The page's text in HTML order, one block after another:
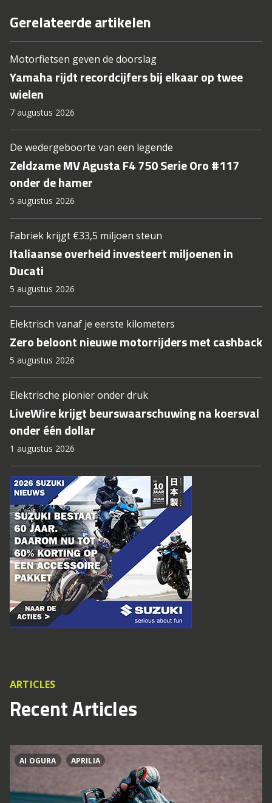
Gerelateerde artikelen
Motorfietsen geven de doorslag
Yamaha rijdt recordcijfers bij elkaar op twee
wielen
7 augustus 2026
De wedergeboorte van een legende
Zeldzame MV Agusta F4 750 Serie Oro #117
onder de hamer
5 augustus 2026
Fabriek krijgt €33,5 miljoen steun
Italiaanse overheid investeert miljoenen in
Ducati
5 augustus 2026
Elektrisch vanaf je eerste kilometers
Zero beloont nieuwe motorrijders met cashback
5 augustus 2026
Elektrische pionier onder druk
LiveWire krijgt beurswaarschuwing na koersval
onder één dollar
1 augustus 2026
ARTICLES
Recent Articles
AI OGURA APRILIA